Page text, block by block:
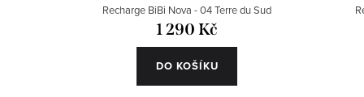
Recharge BiBi Nova - 04 Terre du Sud
1 290 Kč
DO KOŠÍKU